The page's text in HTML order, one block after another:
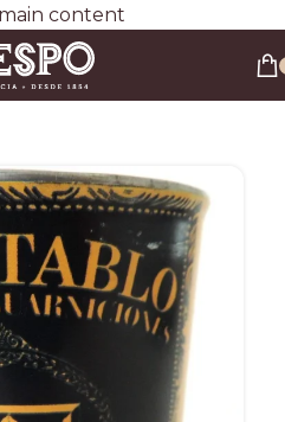
content
a $90.000 por Correo Argentino (No
y clavos)
sin interés
transferencia bancaria 20%